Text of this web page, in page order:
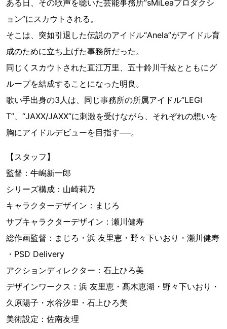
ある日、その歌声を聴いた芸能事務所”sMiLeaプロダクシ
ョン”にスカウトされる。
そこは、突如引退した伝説のアイドル“Anela”がアイドル育
成のために立ち上げた事務所だった。
同じくスカウトされた直江万里、五十鈴川千紘とともにグ
ループを結成することになった明良。
歌い手出身の3人は、同じ事務所の所属アイドル”LEGI
T”、“JAXX/JAXX”に刺激を受けながら、それぞれの想いを
胸にアイドルデビューを目指す──。
【スタッフ】
監督：牛嶋新一郎
シリーズ構成：山崎莉乃
キャラクターデザイン：まじろ
サブキャラクターデザイン：瀬川健寿
総作画監督：まじろ・浜 友里恵・野々下いおり・瀬川健寿
・PSD Delivery
アクションディレクター：石上ひろ美
デザインワークス：浜 友里恵・髙木恵湖・野々下いおり・
久原陽子・水谷汐里・石上ひろ美
美術設定：佐南友理